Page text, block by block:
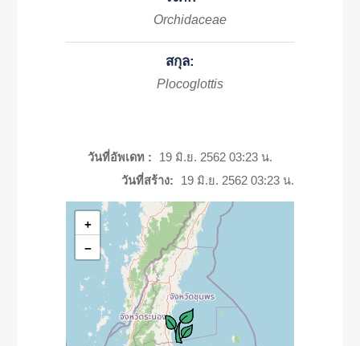
Orchidaceae
สกุล:
Plocoglottis
วันที่อัพเดท :
19 มิ.ย. 2562 03:23 น.
วันที่สร้าง:
19 มิ.ย. 2562 03:23 น.
+
−